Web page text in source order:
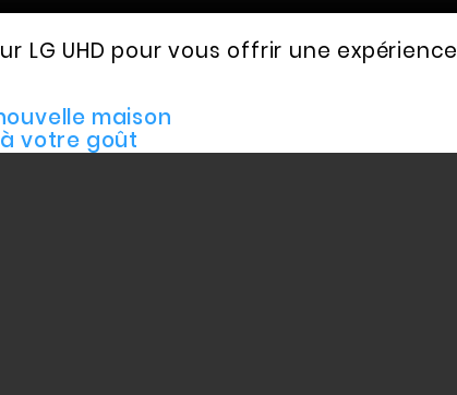
LG UHD pour vous offrir une
maison
votre goût